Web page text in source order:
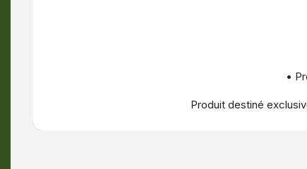
•
Produit destiné